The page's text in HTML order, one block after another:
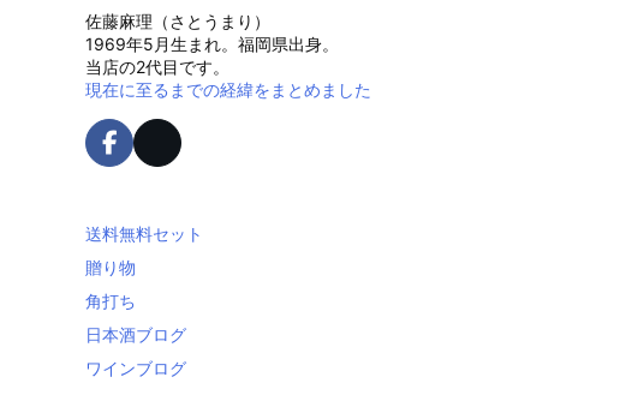
佐藤麻理（さとうまり）
1969年5月生まれ。福岡県出身。
当店の2代目です。
現在に至るまでの経緯をまとめました
送料無料セット
贈り物
角打ち
日本酒ブログ
ワインブログ